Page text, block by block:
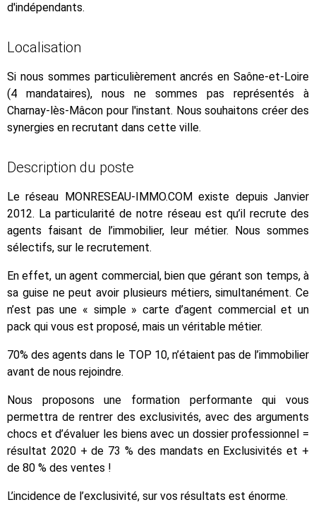
d'indépendants.
Localisation
Si nous sommes particulièrement ancrés en Saône-et-Loire
(4 mandataires), nous ne sommes pas représentés à
Charnay-lès-Mâcon pour l'instant. Nous souhaitons créer des
synergies en recrutant dans cette ville.
Description du poste
Le réseau MONRESEAU-IMMO.COM existe depuis Janvier
2012. La particularité de notre réseau est qu’il recrute des
agents faisant de l’immobilier, leur métier. Nous sommes
sélectifs, sur le recrutement.
En effet, un agent commercial, bien que gérant son temps, à
sa guise ne peut avoir plusieurs métiers, simultanément. Ce
n’est pas une « simple » carte d’agent commercial et un
pack qui vous est proposé, mais un véritable métier.
70% des agents dans le TOP 10, n’étaient pas de l’immobilier
avant de nous rejoindre.
Nous proposons une formation performante qui vous
permettra de rentrer des exclusivités, avec des arguments
chocs et d’évaluer les biens avec un dossier professionnel =
résultat 2020 + de 73 % des mandats en Exclusivités et +
de 80 % des ventes !
L’incidence de l’exclusivité, sur vos résultats est énorme.